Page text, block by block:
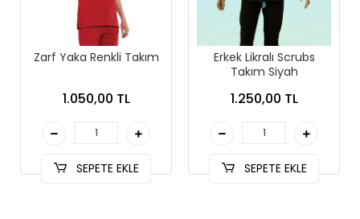
Zarf Yaka Renkli Takım
1.050,00 TL
SEPETE EKLE
Erkek Likralı Scrubs
Takım Siyah
1.250,00 TL
SEPETE EKLE